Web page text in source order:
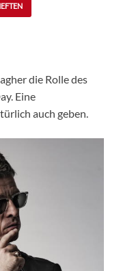
die Rolle des
Eine
auch geben.